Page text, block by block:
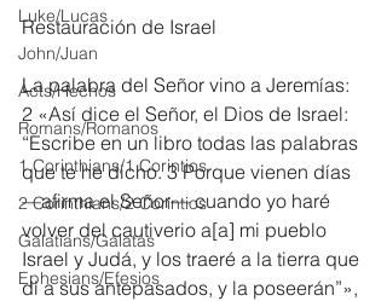
Luke/Lucas
John/Juan
Acts/Hechos
Romans/Romanos
1 Corinthians/1 Corintios
2 Corinthians/2 Corintios
Galatians/Gálatas
Ephesians/Efesios
Restauración de Israel
La palabra del Señor vino a Jeremías:
2 «Así dice el Señor, el Dios de Israel:
“Escribe en un libro todas las palabras
que te he dicho. 3 Porque vienen días
—afirma el Señor— cuando yo haré
volver del cautiverio a[a] mi pueblo
Israel y Judá, y los traeré a la tierra que
di a sus antepasados, y la poseerán”»,